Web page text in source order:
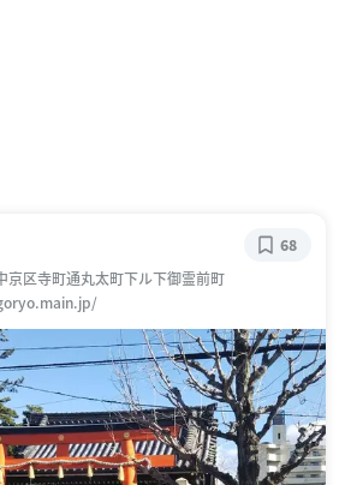
京区寺町通丸太町下ル下御霊前町
68